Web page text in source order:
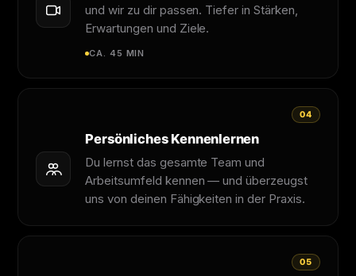
und wir zu dir passen. Tiefer in Stärken,
Erwartungen und Ziele.
CA. 45 MIN
Persönliches Kennenlernen
Du lernst das gesamte Team und
Arbeitsumfeld kennen — und überzeugst
uns von deinen Fähigkeiten in der Praxis.
04
05